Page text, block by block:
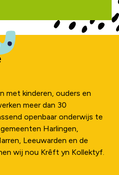
met kinderen, ouders en
meer dan 30
openbaar onderwijs te
Harlingen,
Leeuwarden en de
wij nou Krêft yn Kollektyf.